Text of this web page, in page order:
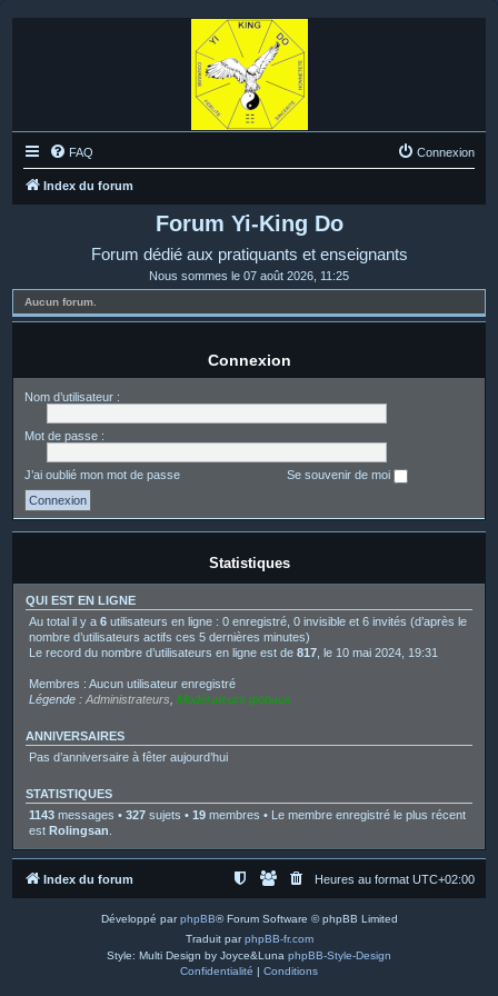
FAQ Connexion
Index du forum
Forum Yi-King Do
Forum dédié aux pratiquants et enseignants
Nous sommes le 07 août 2026, 11:25
Aucun forum.
Connexion
Nom d’utilisateur :
Mot de passe :
J’ai oublié mon mot de passe Se souvenir de moi
Statistiques
QUI EST EN LIGNE
Au total il y a 6 utilisateurs en ligne : 0 enregistré, 0 invisible et 6 invités (d’après le
nombre d’utilisateurs actifs ces 5 dernières minutes)
Le record du nombre d’utilisateurs en ligne est de 817 , le 10 mai 2024, 19:31
Membres : Aucun utilisateur enregistré
Légende : Administrateurs Modérateurs globaux
ANNIVERSAIRES
Pas d’anniversaire à fêter aujourd’hui
STATISTIQUES
1143 messages • 327 sujets • 19 membres • Le membre enregistré le plus récent
est Rolingsan
Index du forum Heures au format UTC+02:00
Développé parphpBB® Forum Software © phpBB Limited
Traduit parphpBB-fr.com
Style: Multi Design by Joyce&Luna phpBB-Style-Design
Confidentialité | Conditions